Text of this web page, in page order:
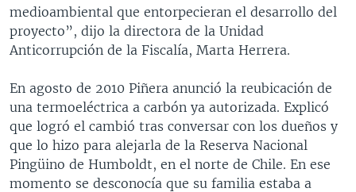
medioambiental que entorpecieran el desarrollo del
proyecto”, dijo la directora de la Unidad
Anticorrupción de la Fiscalía, Marta Herrera.
En agosto de 2010 Piñera anunció la reubicación de
una termoeléctrica a carbón ya autorizada. Explicó
que logró el cambió tras conversar con los dueños y
que lo hizo para alejarla de la Reserva Nacional
Pingüino de Humboldt, en el norte de Chile. En ese
momento se desconocía que su familia estaba a